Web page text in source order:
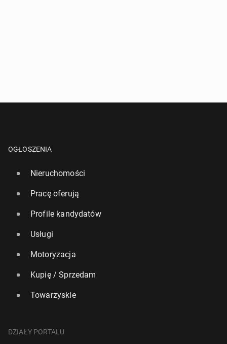
OGŁOSZENIA
Nieruchomości
Pracę oferują
Profile kandydatów
Usługi
Motoryzacja
Kupię / Sprzedam
Towarzyskie
DZIAŁY PORTALU